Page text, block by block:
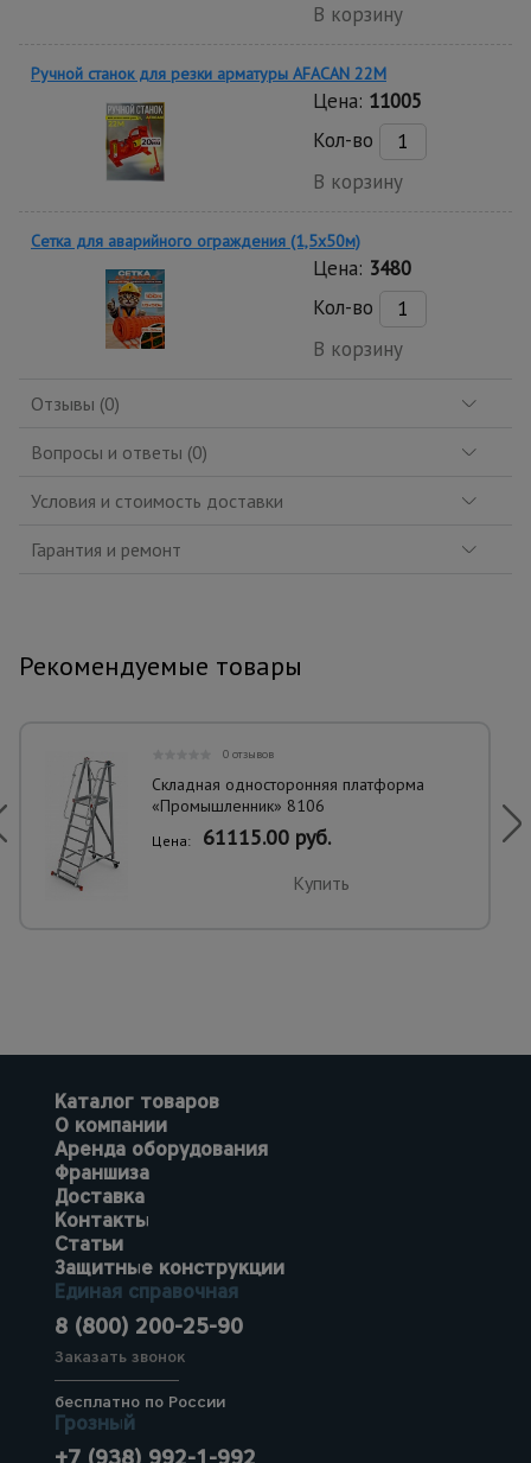
В корзину
Ручной станок для резки арматуры AFACAN 22M
Цена: 11005
Кол-во
В корзину
Сетка для аварийного ограждения (1,5х50м)
Цена: 3480
Кол-во
В корзину
Отзывы (0)
Вопросы и ответы (0)
Условия и стоимость доставки
Гарантия и ремонт
Рекомендуемые товары
0 отзывов
Складная односторонняя платформа
«Промышленник» 8106
Цена: 61115.00 руб.
Купить
Каталог товаров
О компании
Аренда оборудования
Франшиза
Доставка
Контакты
Статьи
Защитные конструкции
Единая справочная
8 (800) 200-25-90
Заказать звонок
бесплатно по России
Грозный